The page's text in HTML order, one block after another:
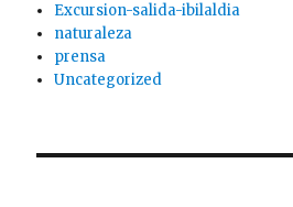
Excursion-salida-ibilaldia
naturaleza
prensa
Uncategorized